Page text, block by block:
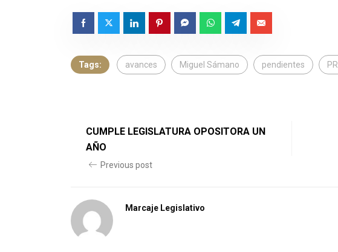
Tags: avances Miguel Sámano pendientes PRI
CUMPLE LEGISLATURA OPOSITORA UN
AÑO
Previous post
Marcaje Legislativo